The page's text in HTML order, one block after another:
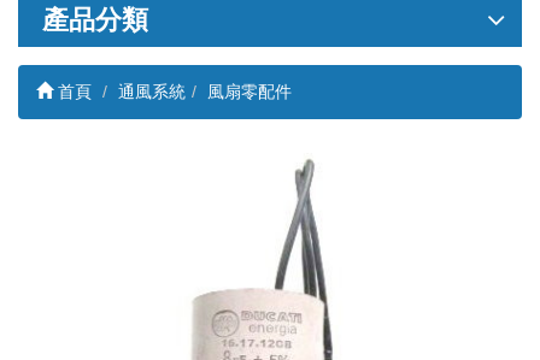
關
產品分類
首頁 通風系統 風扇零配件